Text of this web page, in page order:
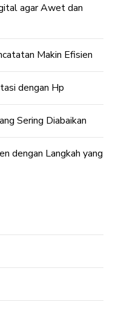
agar Awet dan
Makin Efisien
dengan Hp
Sering Diabaikan
dengan Langkah yang